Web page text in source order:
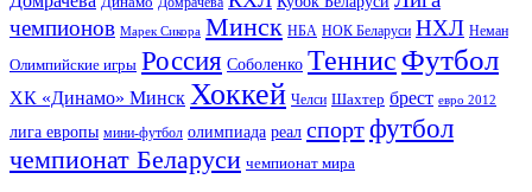
чемпионов Марек Сикора Минск НБА НОК Беларуси НХЛ Неман
Олимпийские игры Россия Соболенко Теннис Футбол
ХК «Динамо» Минск Хоккей Челси Шахтер брест евро 2012
лига европы мини-футбол олимпиада реал спортфутбол
чемпионат Беларуси чемпионат мира